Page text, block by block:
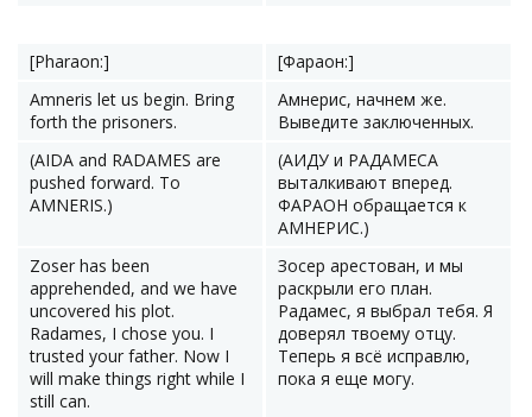
[Pharaon:]
[Фараон:]
Amneris let us begin. Bring
forth the prisoners.
Амнерис, начнем же.
Выведите заключенных.
(AIDA and RADAMES are
pushed forward. To
AMNERIS.)
(АИДУ и РАДАМЕСА
выталкивают вперед.
ФАРАОН обращается к
АМНЕРИС.)
Zoser has been
apprehended, and we have
uncovered his plot.
Radames, I chose you. I
trusted your father. Now I
will make things right while I
still can.
Зосер арестован, и мы
раскрыли его план.
Радамес, я выбрал тебя. Я
доверял твоему отцу.
Теперь я всё исправлю,
пока я еще могу.